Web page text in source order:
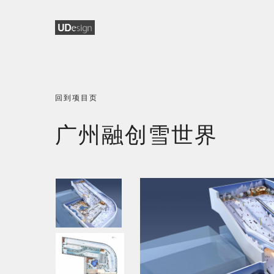
回到项目页
广州融创雪世界